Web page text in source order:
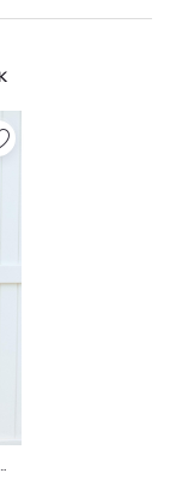
Bermuda bambula de cintura...